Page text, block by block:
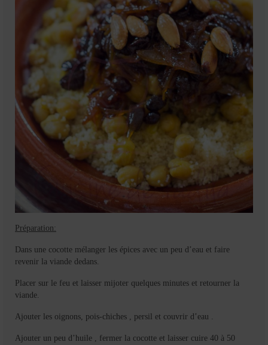
Préparation:
Dans une cocotte mélanger les épices avec un peu d’eau et faire
revenir la viande dedans.
Placer sur le feu et laisser mijoter quelques minutes et retourner la
viande.
Ajouter les oignons, pois-chiches , persil et couvrir d’eau .
Ajouter un peu d’huile , fermer la cocotte et laisser cuire 40 à 50